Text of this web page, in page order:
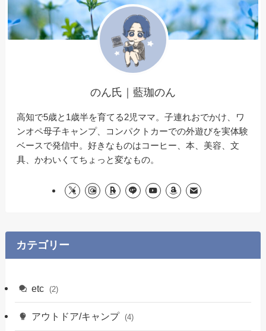
のん氏｜藍珈のん
高知で5歳と1歳半を育てる2児ママ。子連れおでかけ、ワ
ンオペ母子キャンプ、コンパクトカーでの外遊びを実体験
ベースで発信中。好きなものはコーヒー、本、美容、文
具、かわいくてちょっと変なもの。
カテゴリー
etc (2)
アウトドア/キャンプ (4)